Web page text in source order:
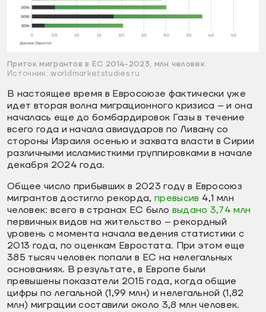
Приток мигрантов в ЕС 2014-2023, млн человек
Источник: worldmarketstudies.ru
В настоящее время в Евросоюзе фактически уже
идет вторая волна миграционного кризиса – и она
началась еще до бомбардировок Газы в течение
всего года и начала авиаударов по Ливану со
стороны Израиля осенью и захвата власти в Сирии
различными исламисткими группировками в начале
декабря 2024 года.
Общее число прибывших в 2023 году в Евросоюз
мигрантов достигло рекорда, превысив 4,1 млн
человек: всего в странах ЕС было выдано 3,74 млн
первичных видов на жительство – рекордный
уровень с момента начала ведения статистики с
2013 года, по оценкам Евростата. При этом еще
385 тысяч человек попали в ЕС на нелегальных
основаниях. В результате, в Европе были
превышены показатели 2015 года, когда общие
цифры по легальной (1,99 млн) и нелегальной (1,82
млн) миграции составили около 3,8 млн человек.